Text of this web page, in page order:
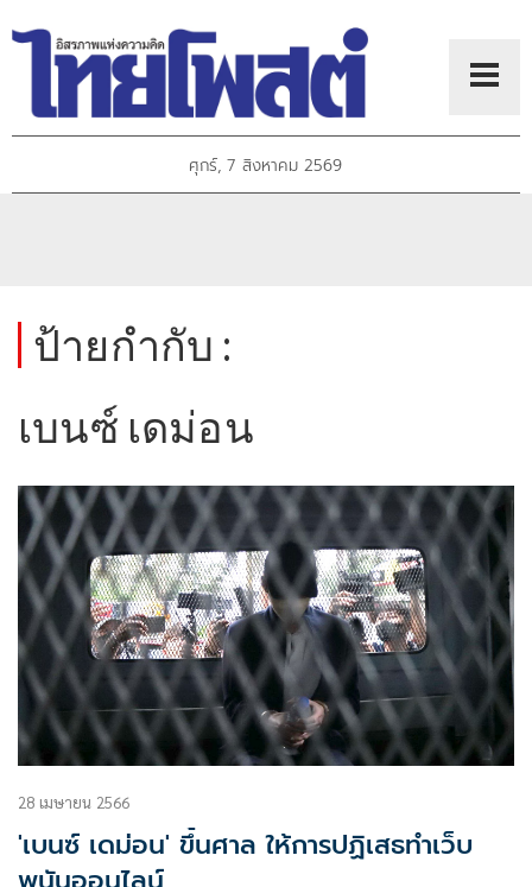
ศุกร์, 7 สิงหาคม 2569
ป้ายกำกับ :
เบนซ์ เดม่อน
28 เมษายน 2566
'เบนซ์ เดม่อน' ขึ้นศาล ให้การปฏิเสธทำเว็บ